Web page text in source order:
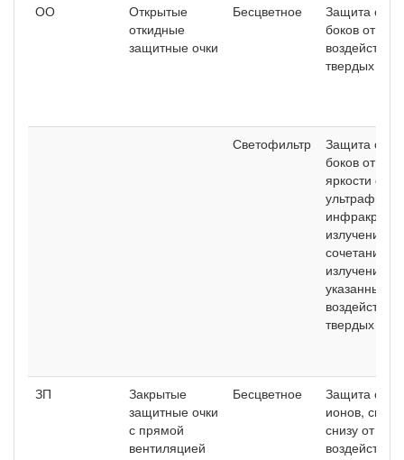
ОО
Открытые
откидные
защитные очки
Бесцветное
Защита
боков от
воздействия
твердых
Светофильтр
Защита
боков от
яркости
излучений и
сочетания
излучений
указанных
твердых
ЗП
Закрытые
защитные очки
с прямой
вентиляцией
Бесцветное
Защита
ионов,
снизу от
воздействия